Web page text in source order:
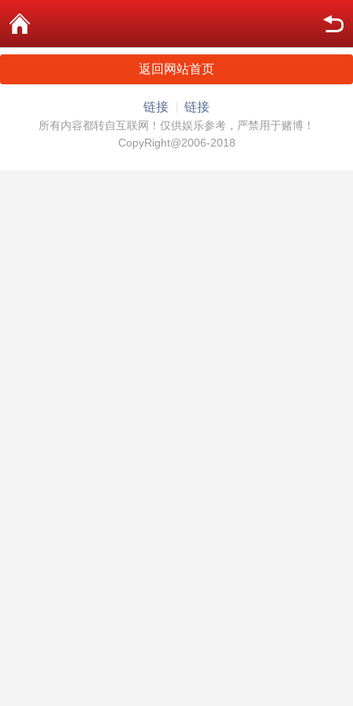
返回网站首页
链接 链接
所有内容都转自互联网！仅供娱乐参考，严禁用于赌博！
CopyRight@2006-2018